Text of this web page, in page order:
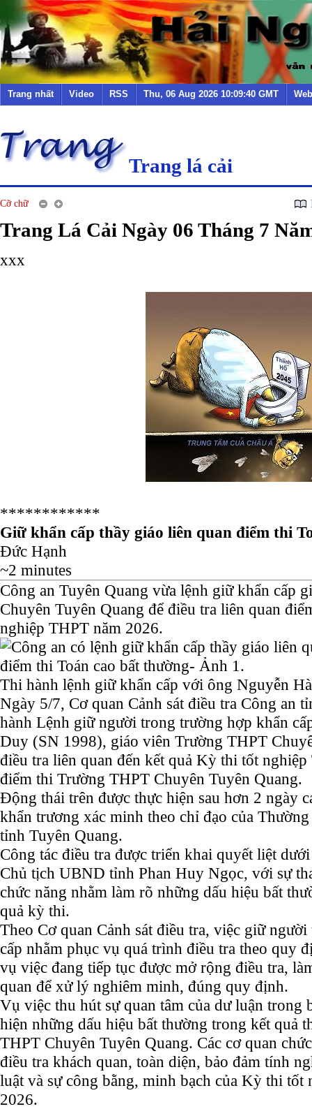
Trang nhất Video RSS Thu, 06 Aug 2026 10:09:40 GMT
Trang lá cải
Cỡ chữ
Trang Lá Cải Ngày 06 Tháng 7
xxx
************
Giữ khẩn cấp thầy giáo liên quan điểm thi
Đức Hạnh
~2 minutes
Công an Tuyên Quang vừa lệnh giữ khẩn cấp
Chuyên Tuyên Quang để điều tra liên quan
nghiệp THPT năm 2026.
Thi hành lệnh giữ khẩn cấp với ông Nguyễn
Ngày 5/7, Cơ quan Cảnh sát điều tra Công an
hành Lệnh giữ người trong trường hợp khẩn
Duy (SN 1998), giáo viên Trường THPT
điều tra liên quan đến kết quả Kỳ thi tốt
điểm thi Trường THPT Chuyên Tuyên Quang.
Động thái trên được thực hiện sau hơn 2 ngày
khẩn trương xác minh theo chỉ đạo của
tỉnh Tuyên Quang.
Công tác điều tra được triển khai quyết liệt
Chủ tịch UBND tỉnh Phan Huy Ngọc, với sự
chức năng nhằm làm rõ những dấu hiệu bất
quả kỳ thi.
Theo Cơ quan Cảnh sát điều tra, việc giữ
cấp nhằm phục vụ quá trình điều tra theo quy
vụ việc đang tiếp tục được mở rộng điều tra,
quan để xử lý nghiêm minh, đúng quy định.
Vụ việc thu hút sự quan tâm của dư luận trong
hiện những dấu hiệu bất thường trong kết quả
THPT Chuyên Tuyên Quang. Các cơ quan
điều tra khách quan, toàn diện, bảo đảm tính
luật và sự công bằng, minh bạch của Kỳ thi tốt
2026.